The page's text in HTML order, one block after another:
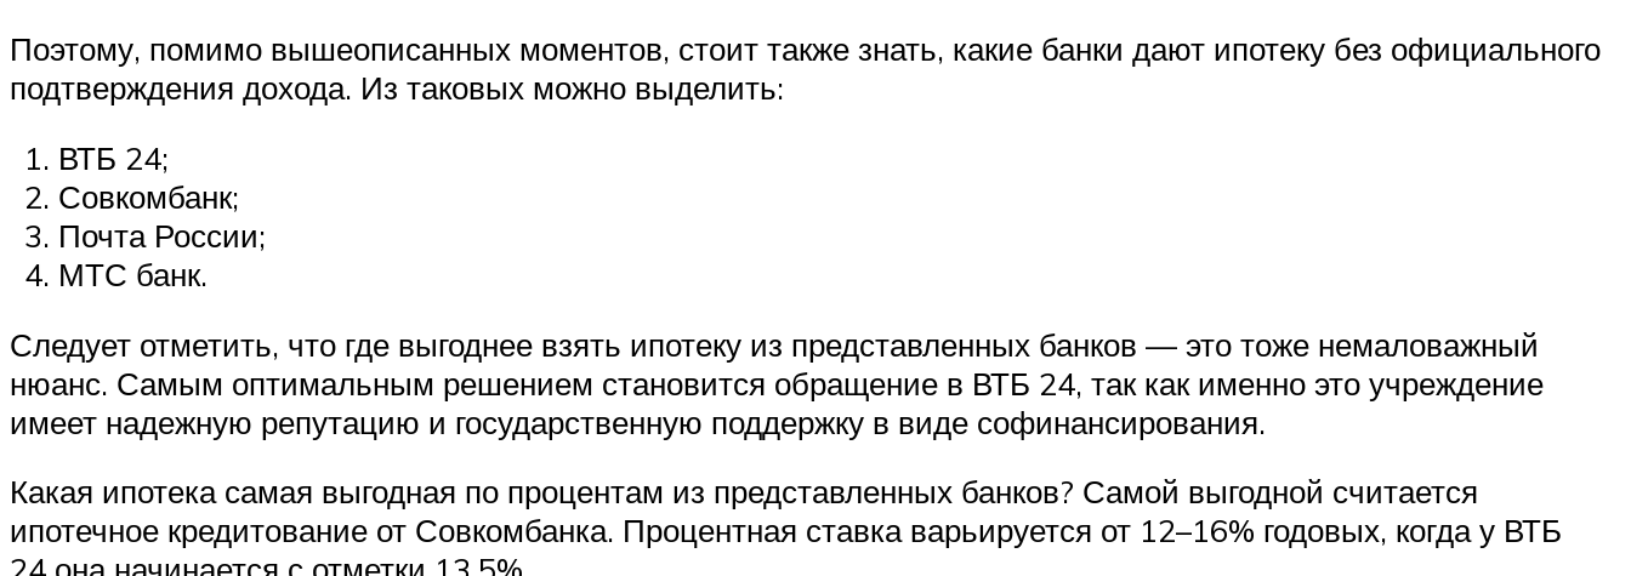
Поэтому, помимо вышеописанных моментов, стоит также знать, какие банки дают ипотеку без официального
подтверждения дохода. Из таковых можно выделить:
ВТБ 24;
Совкомбанк;
Почта России;
МТС банк.
Следует отметить, что где выгоднее взять ипотеку из представленных банков — это тоже немаловажный
нюанс. Самым оптимальным решением становится обращение в ВТБ 24, так как именно это учреждение
имеет надежную репутацию и государственную поддержку в виде софинансирования.
Какая ипотека самая выгодная по процентам из представленных банков? Самой выгодной считается
ипотечное кредитование от Совкомбанка. Процентная ставка варьируется от 12–16% годовых, когда у ВТБ